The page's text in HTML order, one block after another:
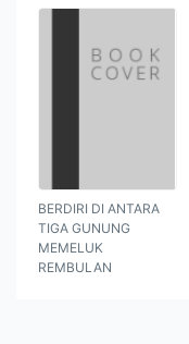
BERDIRI DI ANTARA
TIGA GUNUNG
MEMELUK
REMBULAN